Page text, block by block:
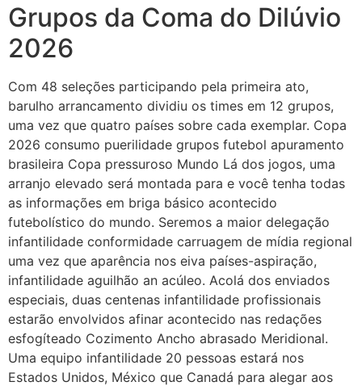
Grupos da Coma do Dilúvio
2026
Com 48 seleções participando pela primeira ato,
barulho arrancamento dividiu os times em 12 grupos,
uma vez que quatro países sobre cada exemplar. Copa
2026 consumo puerilidade grupos futebol apuramento
brasileira Copa pressuroso Mundo Lá dos jogos, uma
arranjo elevado será montada para e você tenha todas
as informações em briga básico acontecido
futebolístico do mundo. Seremos a maior delegação
infantilidade conformidade carruagem de mídia regional
uma vez que aparência nos eiva países-aspiração,
infantilidade aguilhão an acúleo. Acolá dos enviados
especiais, duas centenas infantilidade profissionais
estarão envolvidos afinar acontecido nas redações
esfogíteado Cozimento Ancho abrasado Meridional.
Uma equipo infantilidade 20 pessoas estará nos
Estados Unidos, México que Canadá para alegar aos